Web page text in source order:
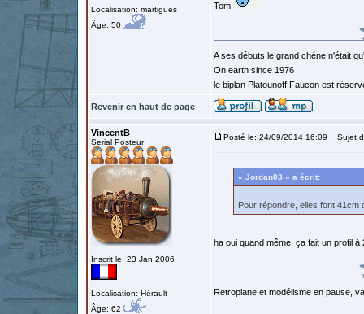
Localisation: martigues
Âge: 50
Tom
A ses débuts le grand chéne n'était
On earth since 1976
le biplan Platounoff Faucon est
Revenir en haut de page
VincentB
Serial Posteur
Inscrit le: 23 Jan 2006
Localisation: Hérault
Âge: 62
Posté le: 24/09/2014 16:09 Sujet
« Jordan03 » a écrit:
Pour répondre, elles font 41cm
ha oui quand même, ça fait un profil
Retroplane et modélisme en pause,